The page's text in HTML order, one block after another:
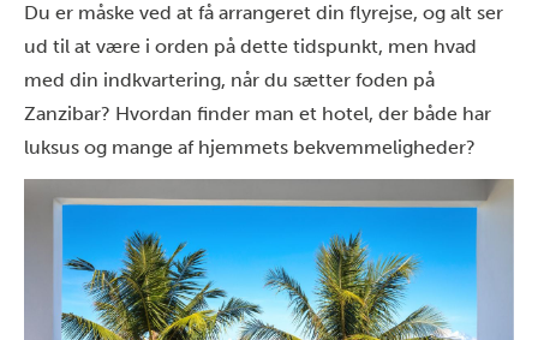
Du er måske ved at få arrangeret din flyrejse, og alt ser
ud til at være i orden på dette tidspunkt, men hvad
med din indkvartering, når du sætter foden på
Zanzibar? Hvordan finder man et hotel, der både har
luksus og mange af hjemmets bekvemmeligheder?